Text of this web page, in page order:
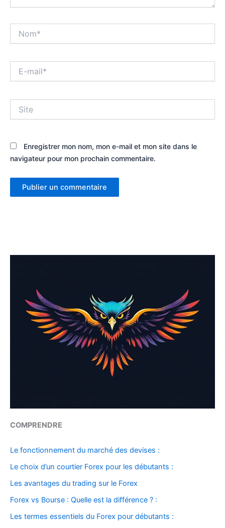
mail*
Enregistrer mon nom, mon e-mail et mon site dans le
navigateur pour mon prochain commentaire.
COMPRENDRE
Le fonctionnement du marché des devises :
Le choix d’un courtier Forex pour les débutants :
Les avantages du trading sur le Forex
Forex vs Bourse : Quelle est la différence ? :
Les termes essentiels du Forex pour débutants :